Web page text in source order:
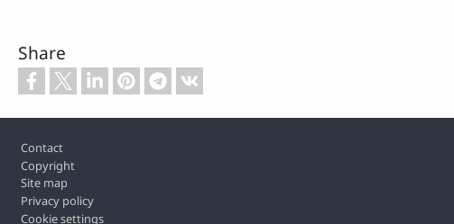
Share
Footer
Contact
Copyright
Site map
Privacy policy
Cookie settings